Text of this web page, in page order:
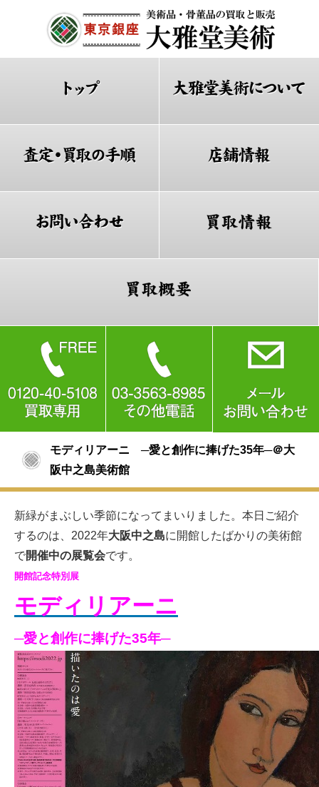
モディリアーニ ─愛と創作に捧げた35年─＠大
阪中之島美術館
新緑がまぶしい季節になってまいりました。本日ご紹介
するのは、2022年大阪中之島に開館したばかりの美術館
で開催中の展覧会です。
開館記念特別展
モディリアーニ
─愛と創作に捧げた35年─